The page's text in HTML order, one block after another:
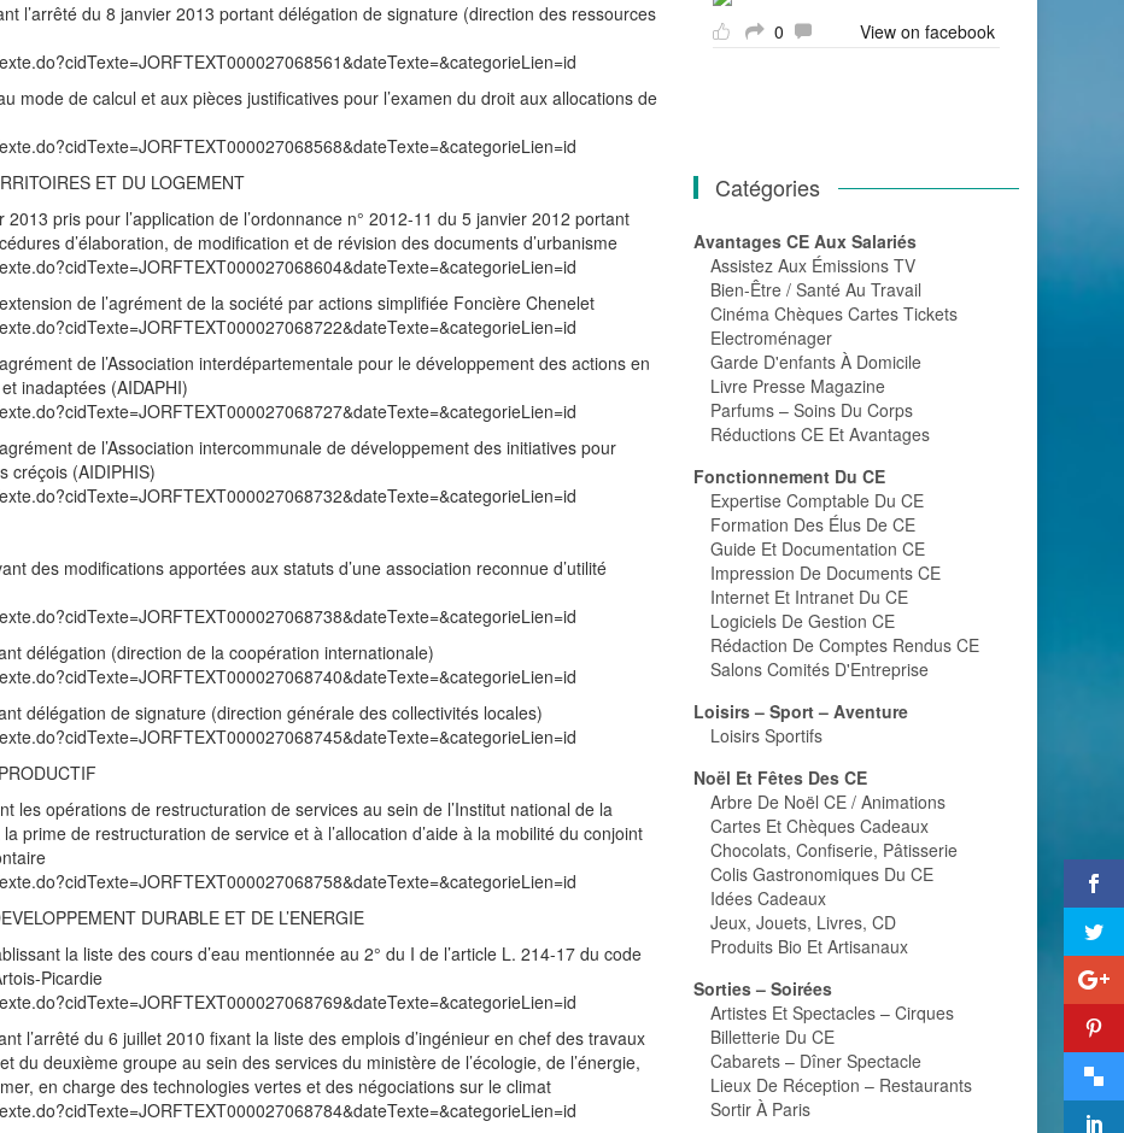
l’arrêté du 8 janvier 2013 portant délégation de signature (direction des ressources
mode de calcul et aux pièces justificatives pour l’examen du droit aux allocations de
ET DU LOGEMENT
pris pour l’application de l’ordonnance n° 2012-11 du 5 janvier 2012 portant
d’élaboration, de modification et de révision des documents d’urbanisme
de l’agrément de la société par actions simplifiée Foncière Chenelet
de l’Association interdépartementale pour le développement des actions en
inadaptées (AIDAPHI)
de l’Association intercommunale de développement des initiatives pour
créçois (AIDIPHIS)
des modifications apportées aux statuts d’une association reconnue d’utilité
délégation (direction de la coopération internationale)
délégation de signature (direction générale des collectivités locales)
les opérations de restructuration de services au sein de l’Institut national de la
prime de restructuration de service et à l’allocation d’aide à la mobilité du conjoint
DURABLE ET DE L’ENERGIE
la liste des cours d’eau mentionnée au 2° du I de l’article L. 214-17 du code
Picardie
l’arrêté du 6 juillet 2010 fixant la liste des emplois d’ingénieur en chef des travaux
du deuxième groupe au sein des services du ministère de l’écologie, de l’énergie,
en charge des technologies vertes et des négociations sur le climat
0 View on facebook
Catégories
Avantages CE Aux Salariés
Assistez Aux Émissions TV
Bien-Être / Santé Au Travail
Cinéma Chèques Cartes Tickets
Electroménager
Garde D'enfants À Domicile
Livre Presse Magazine
Parfums – Soins Du Corps
Réductions CE Et Avantages
Fonctionnement Du CE
Expertise Comptable Du CE
Formation Des Élus De CE
Guide Et Documentation CE
Impression De Documents CE
Internet Et Intranet Du CE
Logiciels De Gestion CE
Rédaction De Comptes Rendus CE
Salons Comités D'Entreprise
Loisirs – Sport – Aventure
Loisirs Sportifs
Noël Et Fêtes Des CE
Arbre De Noël CE / Animations
Cartes Et Chèques Cadeaux
Chocolats, Confiserie, Pâtisserie
Colis Gastronomiques Du CE
Idées Cadeaux
Jeux, Jouets, Livres, CD
Produits Bio Et Artisanaux
Sorties – Soirées
Artistes Et Spectacles – Cirques
Billetterie Du CE
Cabarets – Dîner Spectacle
Lieux De Réception – Restaurants
Sortir À Paris